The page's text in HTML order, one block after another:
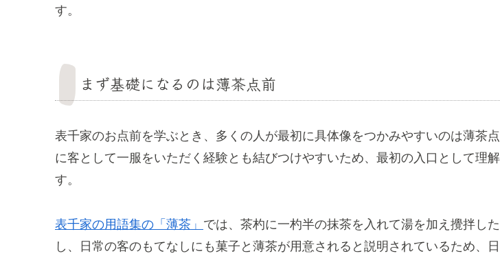
す。
まず基礎になるのは薄茶点前
表千家のお点前を学ぶとき、多くの人が最初に具体像をつかみやすいのは薄茶
に客として一服をいただく経験とも結びつけやすいため、最初の入口として理
す。
表千家の用語集の「薄茶」 では、茶杓に一杓半の抹茶を入れて湯を加え攪拌し
し、日常の客のもてなしにも菓子と薄茶が用意されると説明されているため、